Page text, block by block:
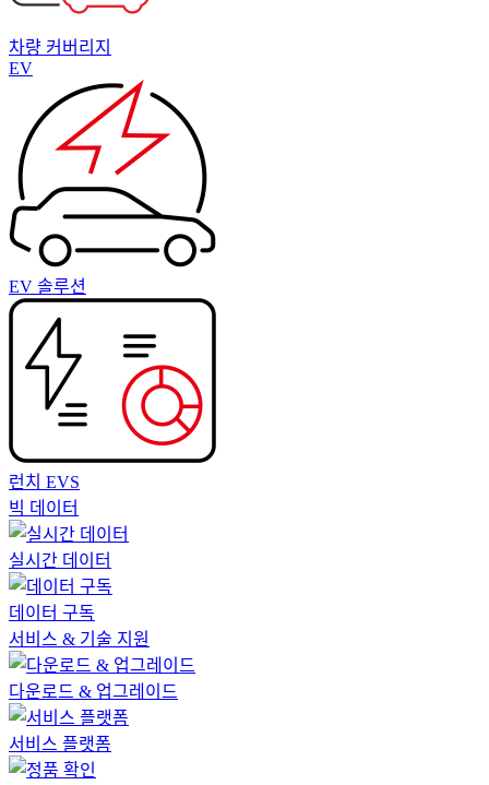
차량 커버리지
EV
EV 솔루션
런치 EVS
빅 데이터
실시간 데이터
데이터 구독
서비스 & 기술 지원
다운로드 & 업그레이드
서비스 플랫폼